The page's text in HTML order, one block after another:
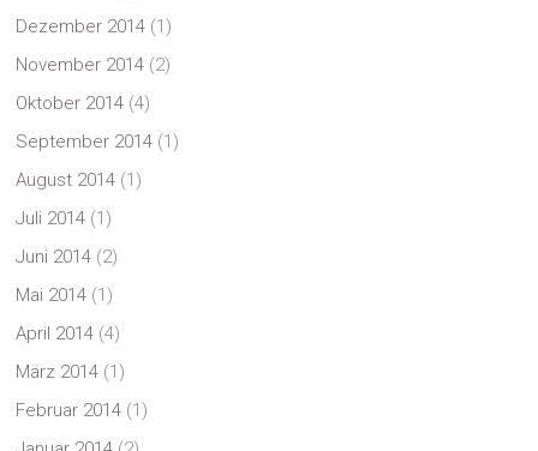
Dezember 2014 (1)
November 2014 (2)
Oktober 2014 (4)
September 2014 (1)
August 2014 (1)
Juli 2014 (1)
Juni 2014 (2)
Mai 2014 (1)
April 2014 (4)
März 2014 (1)
Februar 2014 (1)